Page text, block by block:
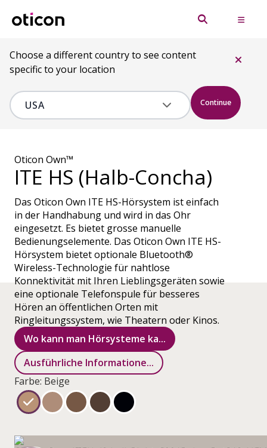
Choose a different country to see content
specific to your location
Continue
Oticon Own™
ITE HS (Halb-Concha)
Das Oticon Own ITE HS-Hörsystem ist einfach
in der Handhabung und wird in das Ohr
eingesetzt. Es bietet grosse manuelle
Bedienungselemente. Das Oticon Own ITE HS-
Hörsystem bietet optionale Bluetooth®
Wireless-Technologie für nahtlose
Konnektivität mit Ihren Lieblingsgeräten sowie
eine optionale Telefonspule für besseres
Hören an öffentlichen Orten mit
Ringleitungssystem, wie Theatern oder Kinos.
Wo kann man Hörsysteme ka...
Ausführliche Informatione...
Farbe: Beige